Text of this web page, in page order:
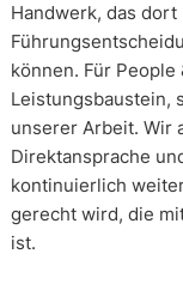
Handwerk, das
können. Für
Leistungsbaustein,
unserer Arbeit. Wir
Direktansprache
kontinuierlich
gerecht wird, die
ist.